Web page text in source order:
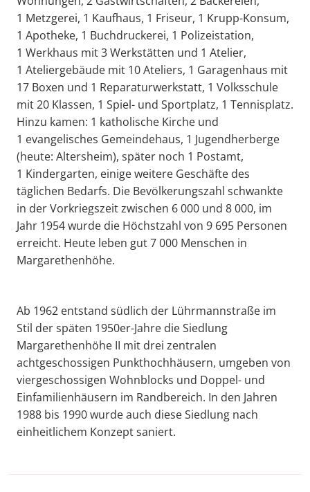
1 Metzgerei, 1 Kaufhaus, 1 Friseur, 1 Krupp-Konsum,
1 Apotheke, 1 Buchdruckerei, 1 Polizeistation,
1 Werkhaus mit 3 Werkstätten und 1 Atelier,
1 Ateliergebäude mit 10 Ateliers, 1 Garagenhaus mit
17 Boxen und 1 Reparaturwerkstatt, 1 Volksschule
mit 20 Klassen, 1 Spiel- und Sportplatz, 1 Tennisplatz.
Hinzu kamen: 1 katholische Kirche und
1 evangelisches Gemeindehaus, 1 Jugendherberge
(heute: Altersheim), später noch 1 Postamt,
1 Kindergarten, einige weitere Geschäfte des
täglichen Bedarfs. Die Bevölkerungszahl schwankte
in der Vorkriegszeit zwischen 6 000 und 8 000, im
Jahr 1954 wurde die Höchstzahl von 9 695 Personen
erreicht. Heute leben gut 7 000 Menschen in
Margarethenhöhe.
Ab 1962 entstand südlich der Lührmannstraße im
Stil der späten 1950er-Jahre die Siedlung
Margarethenhöhe II mit drei zentralen
achtgeschossigen Punkthochhäusern, umgeben von
viergeschossigen Wohnblocks und Doppel- und
Einfamilienhäusern im Randbereich. In den Jahren
1988 bis 1990 wurde auch diese Siedlung nach
einheitlichem Konzept saniert.